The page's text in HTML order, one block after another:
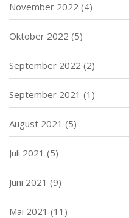
November 2022 (4)
Oktober 2022 (5)
September 2022 (2)
September 2021 (1)
August 2021 (5)
Juli 2021 (5)
Juni 2021 (9)
Mai 2021 (11)